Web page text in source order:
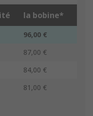
la bobine*
96,00 €
87,00 €
84,00 €
81,00 €